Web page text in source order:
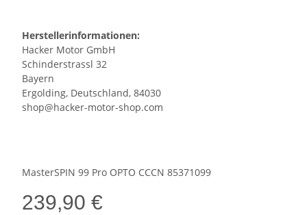
Herstellerinformationen:
Hacker Motor GmbH
Schinderstrassl 32
Bayern
Ergolding, Deutschland, 84030
shop@hacker-motor-shop.com
MasterSPIN 99 Pro OPTO CCCN 85371099
239,90 €